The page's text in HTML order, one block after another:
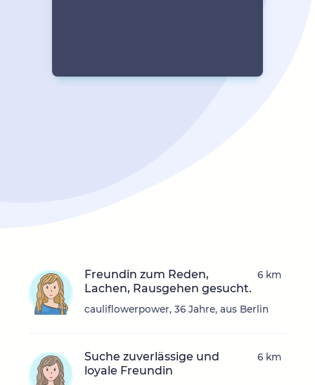
Freundin zum Reden,
Lachen, Rausgehen gesucht.
cauliflowerpower, 36 Jahre, aus Berlin
6 km
Suche zuverlässige und
loyale Freundin
6 km